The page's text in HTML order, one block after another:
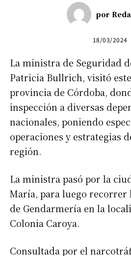
por
18/03/2024
La ministra de Seguridad
Patricia Bullrich, visitó
provincia de Córdoba,
inspección a diversas
nacionales, poniendo
operaciones y estrategias
región.
La ministra pasó por la
María, para luego recorrer
de Gendarmería en la
Colonia Caroya.
Consultada por el